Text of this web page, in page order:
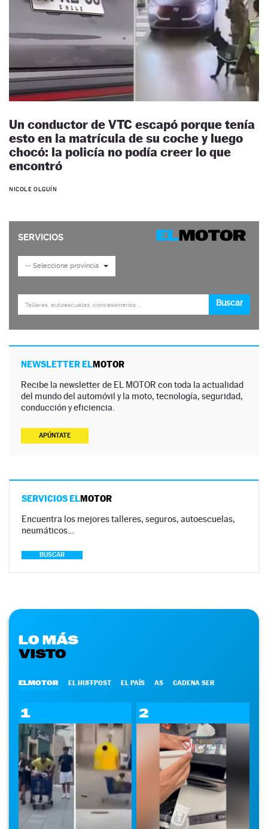
Un conductor de VTC escapó porque tenía
esto en la matrícula de su coche y luego
chocó: la policía no podía creer lo que
encontró
NICOLE OLGUÍN
NEWSLETTER ELMOTOR
Recibe la newsletter de EL MOTOR con toda la actualidad
del mundo del automóvil y la moto, tecnología, seguridad,
conducción y eficiencia.
APÚNTATE
SERVICIOS ELMOTOR
Encuentra los mejores talleres, seguros, autoescuelas,
neumáticos…
BUSCAR
LO MÁS
VISTO
ELMOTOR EL HUFFPOST EL PAÍS AS CADENA SER
1 2